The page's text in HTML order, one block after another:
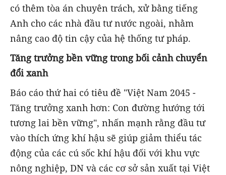
có thêm tòa án chuyên trách, xử bằng tiếng
Anh cho các nhà đầu tư nước ngoài, nhằm
nâng cao độ tin cậy của hệ thống tư pháp.
Tăng trưởng bền vững trong bối cảnh chuyển
đổi xanh
Báo cáo thứ hai có tiêu đề "Việt Nam 2045 -
Tăng trưởng xanh hơn: Con đường hướng tới
tương lai bền vững", nhấn mạnh rằng đầu tư
vào thích ứng khí hậu sẽ giúp giảm thiểu tác
động của các cú sốc khí hậu đối với khu vực
nông nghiệp, DN và các cơ sở sản xuất tại Việt